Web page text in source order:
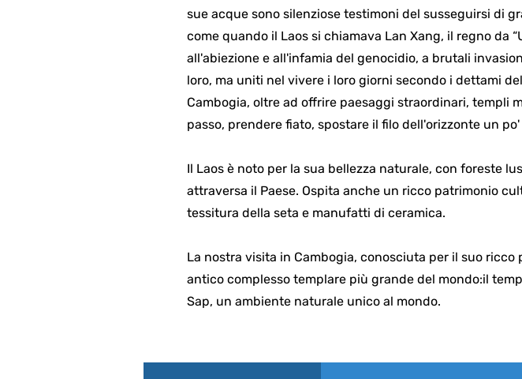
sue acque sono silenziose testimoni del susseguirsi di
come quando il Laos si chiamava Lan Xang, il regno da
all'abiezione e all'infamia del genocidio, a brutali
loro, ma uniti nel vivere i loro giorni secondo i dettami
Cambogia, oltre ad offrire paesaggi straordinari, templi
passo, prendere fiato, spostare il filo dell'orizzonte un
Il Laos è noto per la sua bellezza naturale, con foreste
attraversa il Paese. Ospita anche un ricco patrimonio
tessitura della seta e manufatti di ceramica.
La nostra visita in Cambogia, conosciuta per il suo
antico complesso templare più grande del mondo:il
Sap, un ambiente naturale unico al mondo.